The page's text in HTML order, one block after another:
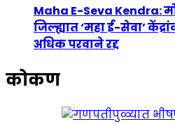
Maha E-Seva Kendra:
जिल्ह्यात ‘महा ई-सेवा’
अधिक परवाने रद्द
कोकण